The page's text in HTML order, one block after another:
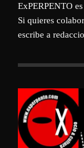
ExPERPENTO
Si quieres
escribe a